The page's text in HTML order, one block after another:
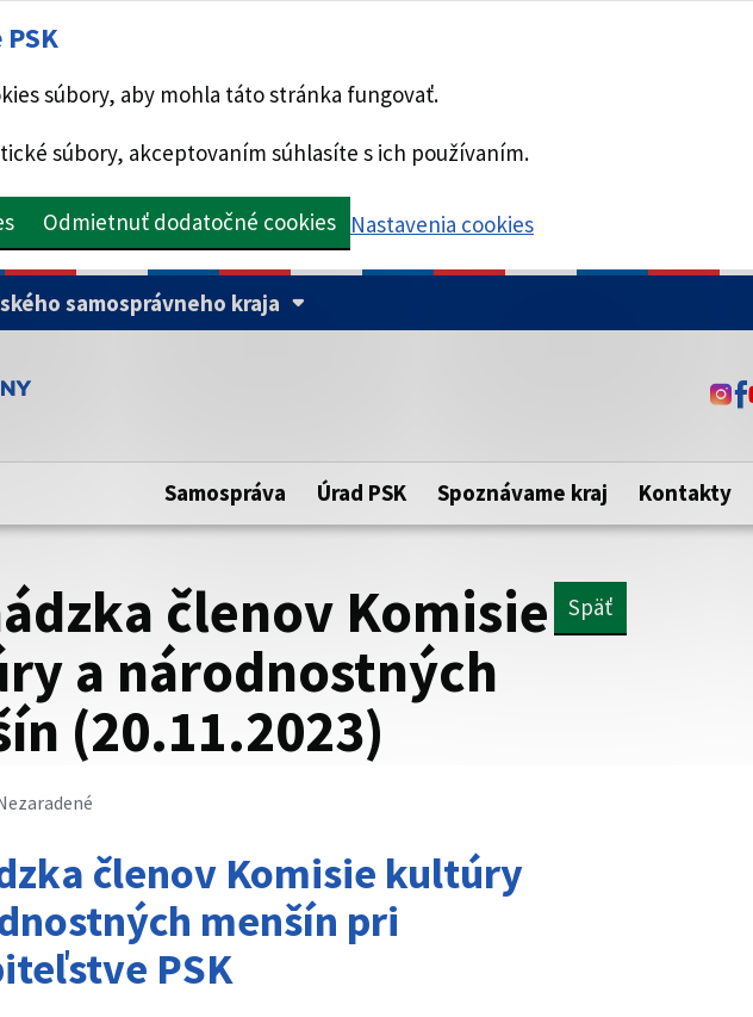
súbory, aby mohla táto stránka fungovať.
súbory, akceptovaním súhlasíte s ich používaním.
Odmietnuť dodatočné cookies Nastavenia cookies
samosprávneho kraja
Prešovského samosprávneho kraja.
Táto stránka je zabezpečená
zabezpečenú webovú
https:// pred názvom domény
Samospráva Úrad PSK Spoznávame kraj Kontakty
členov Komisie
a národnostných
(20.11.2023)
Späť
členov Komisie kultúry
menšín pri
PSK